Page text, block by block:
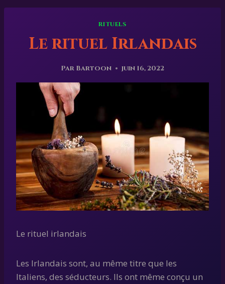
RITUELS
Le rituel Irlandais
Par Bartoon juin 16, 2022
Le rituel irlandais
Les Irlandais sont, au même titre que les
Italiens, des séducteurs. Ils ont même conçu un